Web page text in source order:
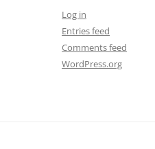
Log in
Entries feed
Comments feed
WordPress.org